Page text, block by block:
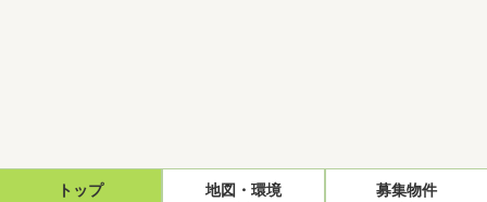
トップ 地図・環境 募集物件